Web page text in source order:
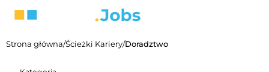
Strona główna/Ścieżki Kariery/Doradztwo